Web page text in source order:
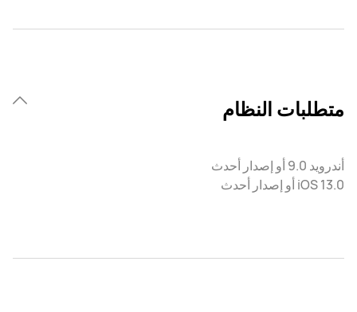
متطلبات النظام
أندرويد 9.0 أو إصدار أحدث
iOS 13.0 أو إصدار أحدث